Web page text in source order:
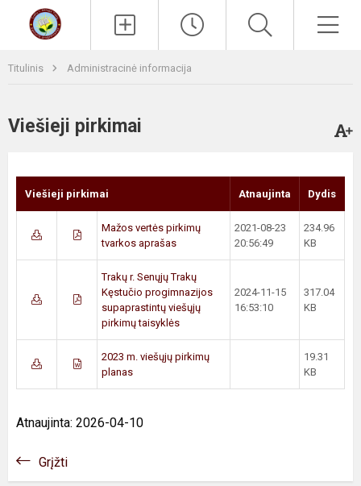
Titulinis Administracinė informacija
Viešieji pirkimai
Viešieji pirkimai Atnaujinta Dydis
Mažos vertės pirkimų
tvarkos aprašas
2021-08-23
20:56:49
234.96
KB
Trakų r. Senųjų Trakų
Kęstučio progimnazijos
supaprastintų viešųjų
pirkimų taisyklės
2024-11-15
16:53:10
317.04
KB
2023 m. viešųjų pirkimų
planas
19.31
KB
Atnaujinta: 2026-04-10
Grįžti